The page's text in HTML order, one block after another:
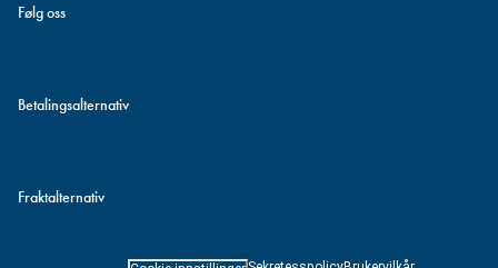
Følg oss
Betalingsalternativ
Fraktalternativ